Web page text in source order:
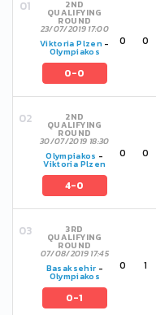
2ND
QUALIFYING
ROUND
23/07/2019 17:00
Viktoria Plzen-
Olympiakos
0-0
0 0
2ND
QUALIFYING
ROUND
30/07/2019 18:30
Olympiakos -
Viktoria Plzen
4-0
0 0
3RD
QUALIFYING
ROUND
07/08/2019 17:45
Basaksehir -
Olympiakos
0-1
0 1